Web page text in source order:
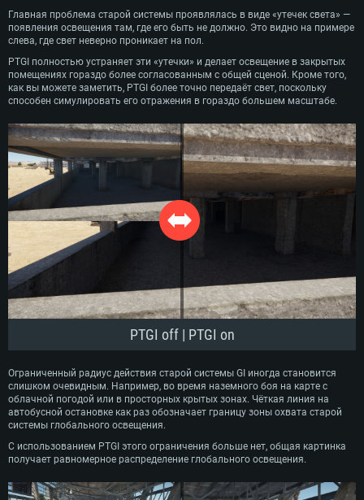
Главная проблема старой системы проявлялась в виде «утечек света» —
появления освещения там, где его быть не должно. Это видно на примере
слева, где свет неверно проникает на пол.
PTGI полностью устраняет эти «утечки» и делает освещение в закрытых
помещениях гораздо более согласованным с общей сценой. Кроме того,
как вы можете заметить, PTGI более точно передаёт свет, поскольку
способен симулировать его отражения в гораздо большем масштабе.
PTGI off | PTGI on
Ограниченный радиус действия старой системы GI иногда становится
слишком очевидным. Например, во время наземного боя на карте с
облачной погодой или в просторных крытых зонах. Чёткая линия на
автобусной остановке как раз обозначает границу зоны охвата старой
системы глобального освещения.
С использованием PTGI этого ограничения больше нет, общая картинка
получает равномерное распределение глобального освещения.